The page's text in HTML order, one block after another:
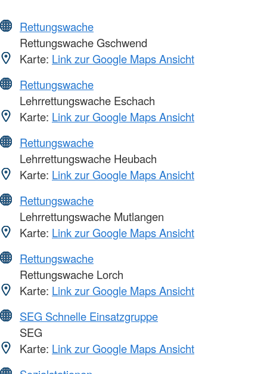
Rettungswache
Rettungswache Gschwend
Karte: Link zur Google Maps Ansicht
Rettungswache
Lehrrettungswache Eschach
Karte: Link zur Google Maps Ansicht
Rettungswache
Lehrrettungswache Heubach
Karte: Link zur Google Maps Ansicht
Rettungswache
Lehrrettungswache Mutlangen
Karte: Link zur Google Maps Ansicht
Rettungswache
Rettungswache Lorch
Karte: Link zur Google Maps Ansicht
SEG Schnelle Einsatzgruppe
SEG
Karte: Link zur Google Maps Ansicht